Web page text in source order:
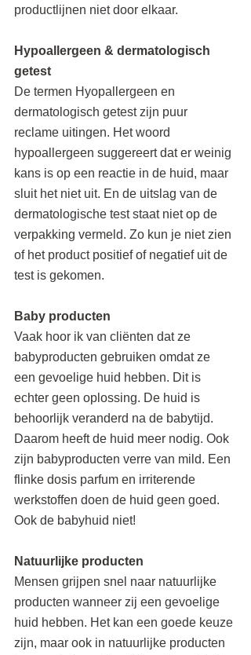
productlijnen niet door elkaar.
Hypoallergeen & dermatologisch
getest
De termen Hyopallergeen en
dermatologisch getest zijn puur
reclame uitingen. Het woord
hypoallergeen suggereert dat er weinig
kans is op een reactie in de huid, maar
sluit het niet uit. En de uitslag van de
dermatologische test staat niet op de
verpakking vermeld. Zo kun je niet zien
of het product positief of negatief uit de
test is gekomen.
Baby producten
Vaak hoor ik van cliënten dat ze
babyproducten gebruiken omdat ze
een gevoelige huid hebben. Dit is
echter geen oplossing. De huid is
behoorlijk veranderd na de babytijd.
Daarom heeft de huid meer nodig. Ook
zijn babyproducten verre van mild. Een
flinke dosis parfum en irriterende
werkstoffen doen de huid geen goed.
Ook de babyhuid niet!
Natuurlijke producten
Mensen grijpen snel naar natuurlijke
producten wanneer zij een gevoelige
huid hebben. Het kan een goede keuze
zijn, maar ook in natuurlijke producten